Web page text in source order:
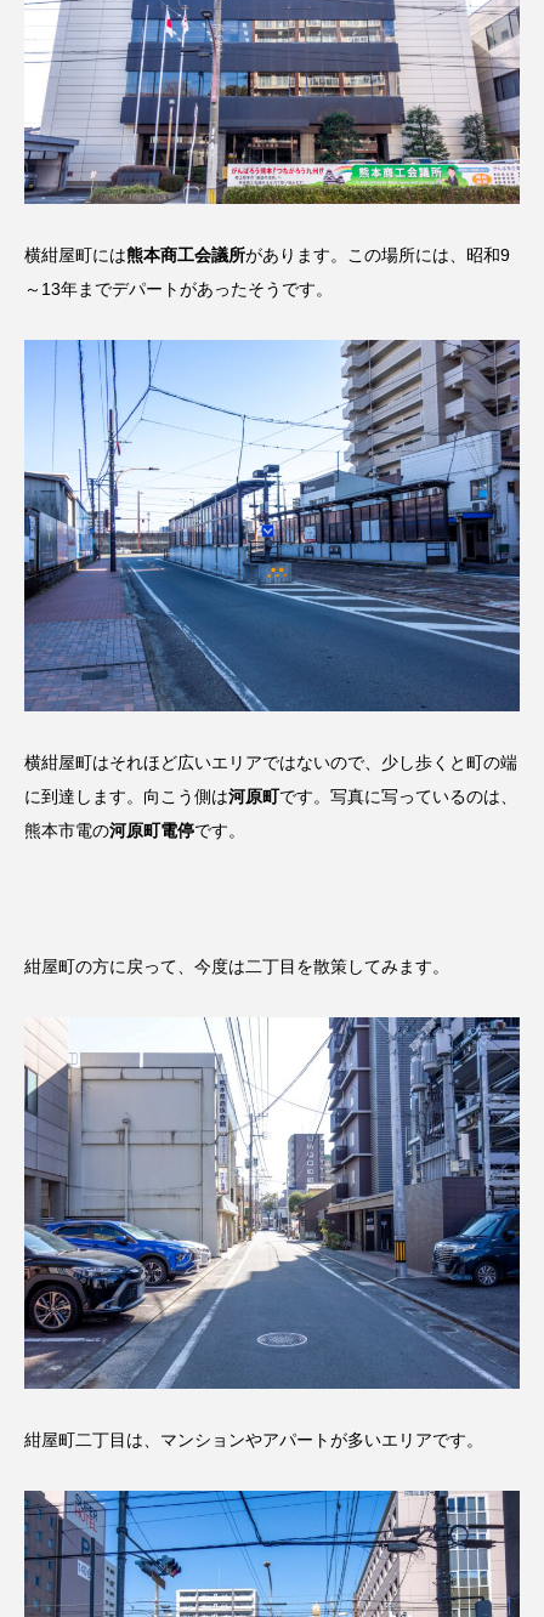
横紺屋町には熊本商工会議所があります。この場所には、昭和9
～13年までデパートがあったそうです。
横紺屋町はそれほど広いエリアではないので、少し歩くと町の端
に到達します。向こう側は河原町です。写真に写っているのは、
熊本市電の河原町電停です。
紺屋町の方に戻って、今度は二丁目を散策してみます。
紺屋町二丁目は、マンションやアパートが多いエリアです。